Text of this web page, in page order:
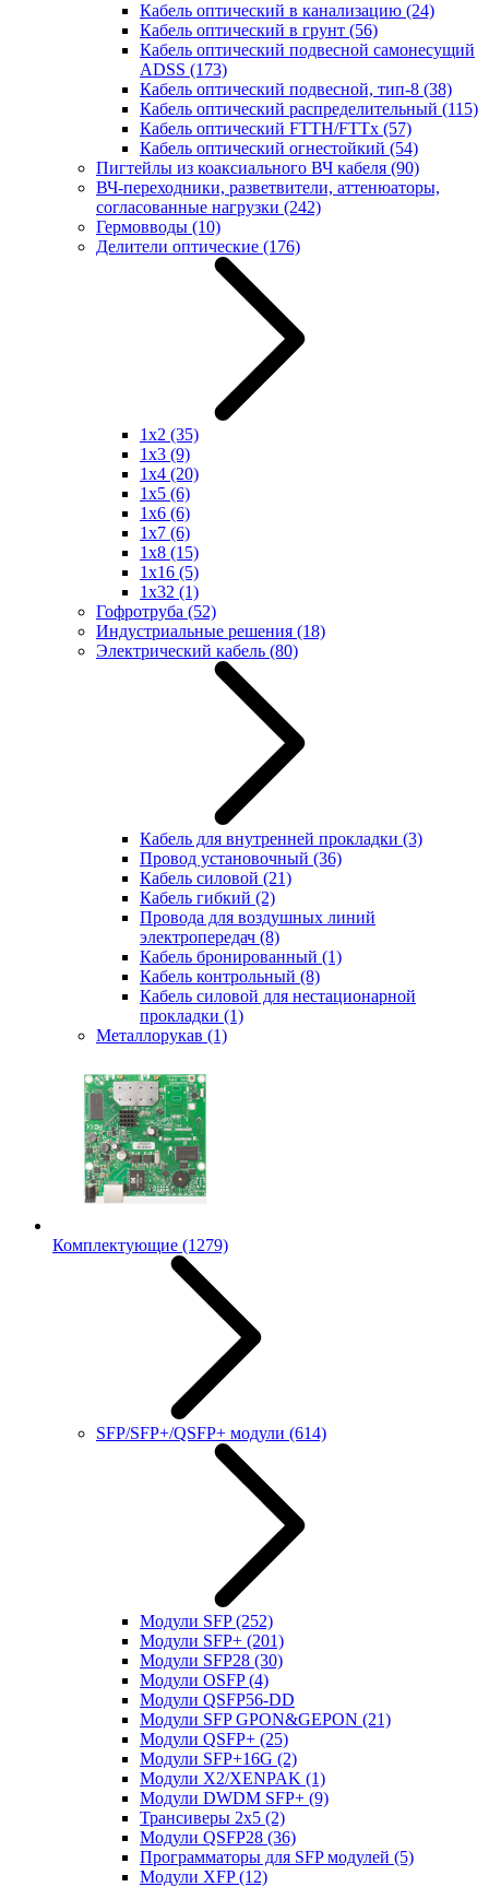
Кабель оптический в канализацию (24)
Кабель оптический в грунт (56)
Кабель оптический подвесной самонесущий
ADSS (173)
Кабель оптический подвесной, тип-8 (38)
Кабель оптический распределительный (115)
Кабель оптический FTTH/FTTx (57)
Кабель оптический огнестойкий (54)
Пигтейлы из коаксиального ВЧ кабеля (90)
ВЧ-переходники, разветвители, аттенюаторы,
согласованные нагрузки (242)
Гермовводы (10)
Делители оптические (176)
1x2 (35)
1x3 (9)
1x4 (20)
1x5 (6)
1x6 (6)
1x7 (6)
1x8 (15)
1x16 (5)
1x32 (1)
Гофротруба (52)
Индустриальные решения (18)
Электрический кабель (80)
Кабель для внутренней прокладки (3)
Провод установочный (36)
Кабель силовой (21)
Кабель гибкий (2)
Провода для воздушных линий
электропередач (8)
Кабель бронированный (1)
Кабель контрольный (8)
Кабель силовой для нестационарной
прокладки (1)
Металлорукав (1)
Комплектующие (1279)
SFP/SFP+/QSFP+ модули (614)
Модули SFP(252)
Модули SFP+ (201)
Модули SFP28 (30)
Модули OSFP(4)
Модули QSFP56-DD
Модули SFP GPON&GEPON (21)
Модули QSFP+ (25)
Модули SFP+16G (2)
Модули X2/XENPAK (1)
Модули DWDM SFP+ (9)
Трансиверы 2x5 (2)
Модули QSFP28 (36)
Программаторы для SFP модулей (5)
Модули XFP(12)